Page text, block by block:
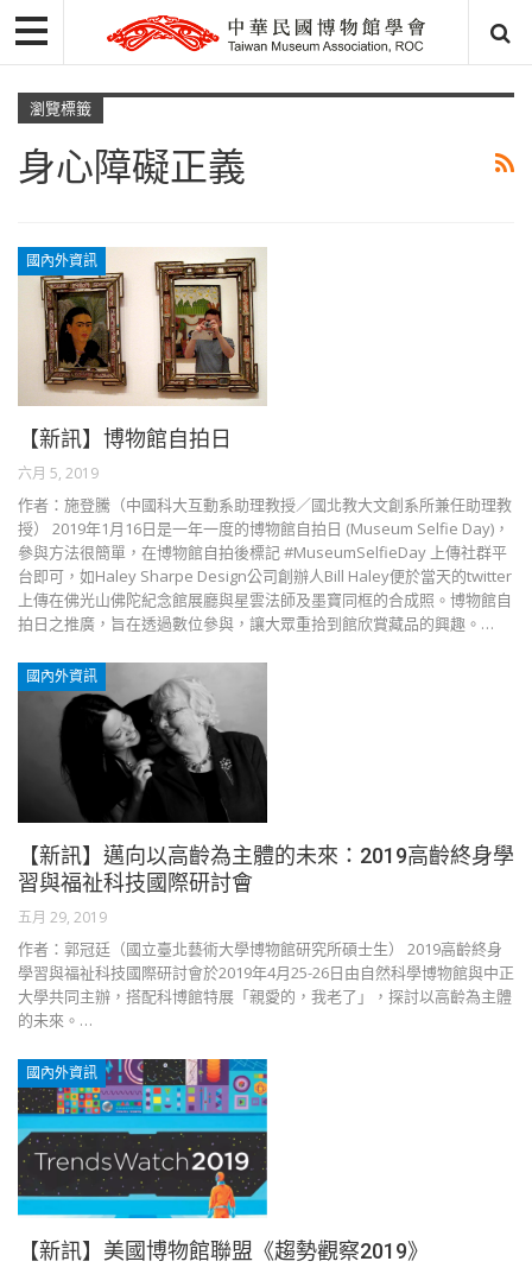
瀏覽標籤
身心障礙正義
國內外資訊
【新訊】博物館自拍日
六月 5, 2019
作者：施登騰（中國科大互動系助理教授／國北教大文創系所兼任助理教
授） 2019年1月16日是一年一度的博物館自拍日 (Museum Selfie Day)，
參與方法很簡單，在博物館自拍後標記 #MuseumSelfieDay 上傳社群平
台即可，如Haley Sharpe Design公司創辦人Bill Haley便於當天的twitter
上傳在佛光山佛陀紀念館展廳與星雲法師及墨寶同框的合成照。博物館自
拍日之推廣，旨在透過數位參與，讓大眾重拾到館欣賞藏品的興趣。…
國內外資訊
【新訊】邁向以高齡為主體的未來：2019高齡終身學
習與福祉科技國際研討會
五月 29, 2019
作者：郭冠廷（國立臺北藝術大學博物館研究所碩士生） 2019高齡終身
學習與福祉科技國際研討會於2019年4月25-26日由自然科學博物館與中正
大學共同主辦，搭配科博館特展「親愛的，我老了」，探討以高齡為主體
的未來。…
國內外資訊
【新訊】美國博物館聯盟《趨勢觀察2019》